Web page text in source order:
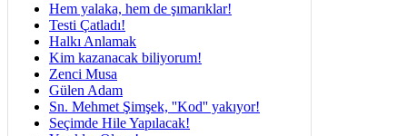
Hem yalaka, hem de şımarıklar!
Testi Çatladı!
Halkı Anlamak
Kim kazanacak biliyorum!
Zenci Musa
Gülen Adam
Sn. Mehmet Şimşek, ''Kod'' yakıyor!
Seçimde Hile Yapılacak!